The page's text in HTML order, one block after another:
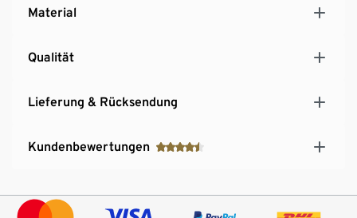
Material
Qualität
Lieferung & Rücksendung
Kundenbewertungen